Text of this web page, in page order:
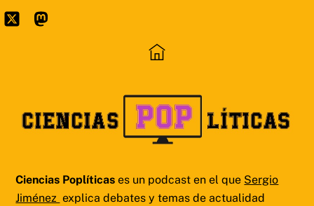
Skip
to
Icon
Mastodon
Ciencias Poplíticas es un podcast en el que Sergio
Jiménez explica debates y temas de actualidad